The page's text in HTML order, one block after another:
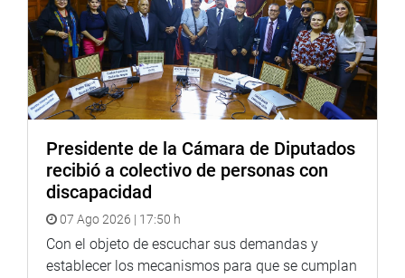
PRENSA-CONGRESO
Presidente de la Cámara de Diputados
recibió a colectivo de personas con
discapacidad
07 Ago 2026 | 17:50 h
Con el objeto de escuchar sus demandas y
establecer los mecanismos para que se cumplan